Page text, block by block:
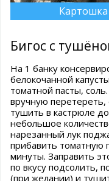
Картошка
Бигос с
На 1 банку
белокочанной
томатной пасты,
вручную
тушить в кастрюле
небольшое
нарезанный лук
прибавить томатную
минуты. Заправить
по вкусу подсолить,
(при желании) и